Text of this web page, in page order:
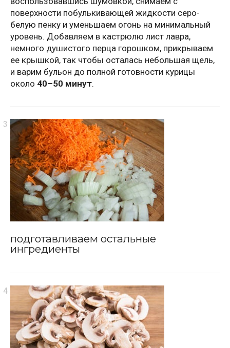
поверхности побулькивающей жидкости серо-
белую пенку и уменьшаем огонь на минимальный
уровень. Добавляем в кастрюлю лист лавра,
немного душистого перца горошком, прикрываем
ее крышкой, так чтобы осталась небольшая щель,
и варим бульон до полной готовности курицы
около 40–50 минут.
подготавливаем остальные
ингредиенты